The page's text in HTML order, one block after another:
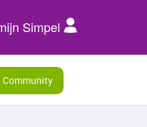
Simpel
Community